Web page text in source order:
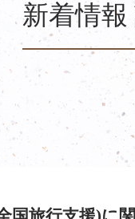
新着情報
国旅行支援)に